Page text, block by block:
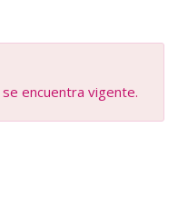
encuentra vigente.